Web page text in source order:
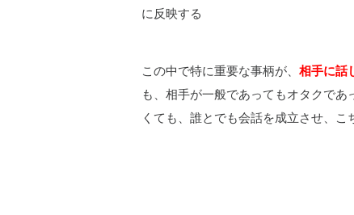
に反映する
この中で特に重要な事柄が、 相手に話
も、相手が一般であってもオタクで
くても、誰とでも会話を成立させ、こ